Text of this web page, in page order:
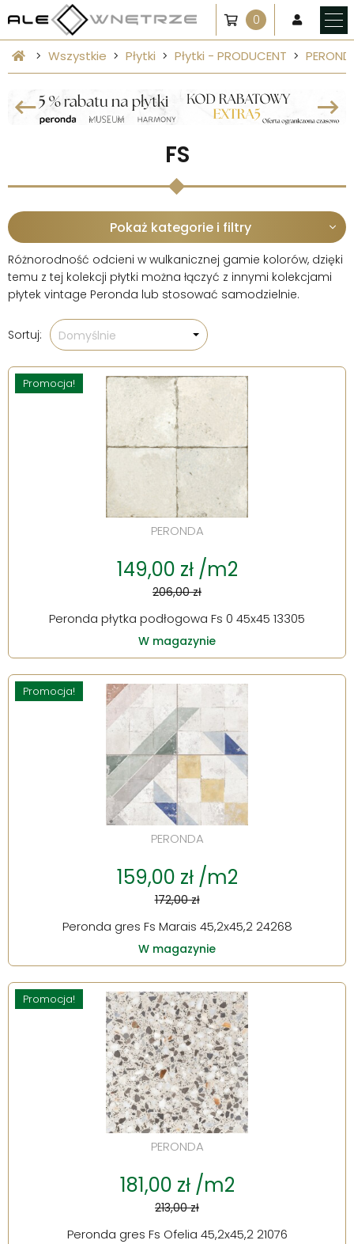
0
Wszystkie Płytki Płytki - PRODUCENT
FS
Pokaż kategorie i filtry
Różnorodność odcieni w wulkanicznej gamie kolorów, dzięki
temu z tej kolekcji płytki można łączyć z innymi kolekcjami
płytek vintage Peronda lub stosować samodzielnie.
Sortuj: Domyślnie
Promocja!
PERONDA
149,00 zł /m2
206,00 zł
Peronda płytka podłogowa Fs 0 45x45 13305
W magazynie
Promocja!
PERONDA
159,00 zł /m2
172,00 zł
Peronda gres Fs Marais 45,2x45,2 24268
W magazynie
Promocja!
PERONDA
181,00 zł /m2
213,00 zł
Peronda gres Fs Ofelia 45,2x45,2 21076